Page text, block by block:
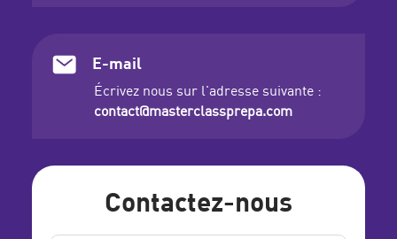
E-mail
Écrivez nous sur l'adresse suivante :
contact@masterclassprepa.com
Contactez-nous